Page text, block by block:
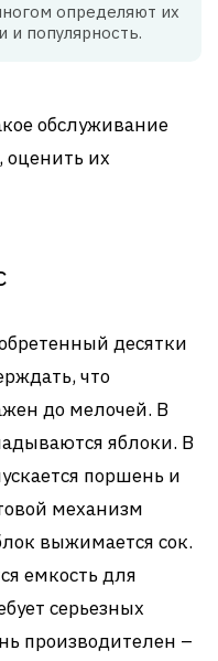
определяют их
и популярность.
обслуживание
оценить их
десятки
что
до мелочей. В
яблоки. В
поршень и
механизм
выжимается сок.
емкость для
серьезных
производителен –